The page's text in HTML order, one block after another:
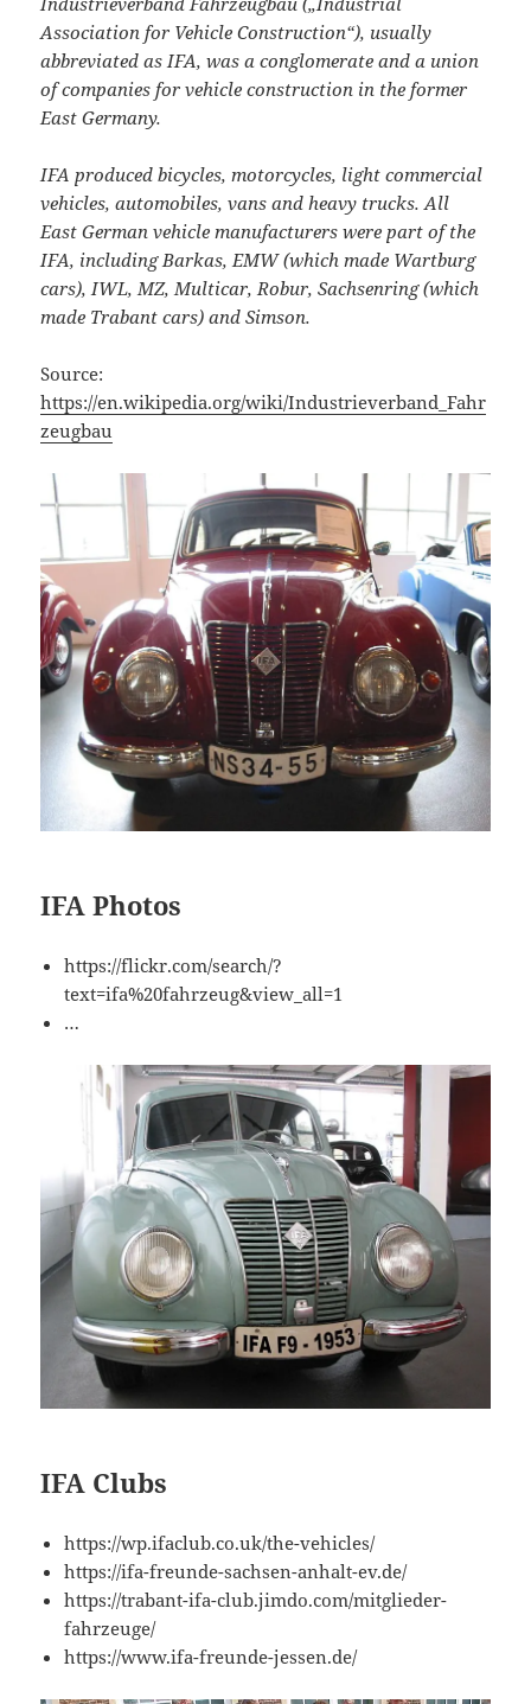
Association for Vehicle Construction“), usually
abbreviated as IFA, was a conglomerate and a union
of companies for vehicle construction in the former
East Germany.
IFA produced bicycles, motorcycles, light commercial
vehicles, automobiles, vans and heavy trucks. All
East German vehicle manufacturers were part of the
IFA, including Barkas, EMW (which made Wartburg
cars), IWL, MZ, Multicar, Robur, Sachsenring (which
made Trabant cars) and Simson.
Source:
https://en.wikipedia.org/wiki/Industrieverband_Fahr
zeugbau
IFA Photos
https://flickr.com/search/?
text=ifa%20fahrzeug&view_all=1
…
IFA Clubs
https://wp.ifaclub.co.uk/the-vehicles/
https://ifa-freunde-sachsen-anhalt-ev.de/
https://trabant-ifa-club.jimdo.com/mitglieder-
fahrzeuge/
https://www.ifa-freunde-jessen.de/